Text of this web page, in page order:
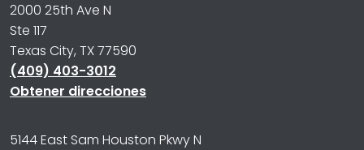
2000 25th Ave N
Ste 117
Texas City, TX 77590
(409) 403-3012
Obtener direcciones
5144 East Sam Houston Pkwy N